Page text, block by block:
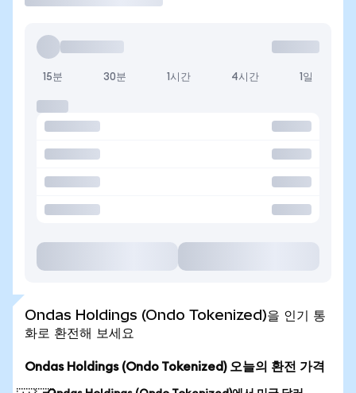
15분 30분 1시간 4시간 1일
Ondas Holdings (Ondo Tokenized)을 인기 통
화로 환전해 보세요
Ondas Holdings (Ondo Tokenized) 오늘의 환전 가격